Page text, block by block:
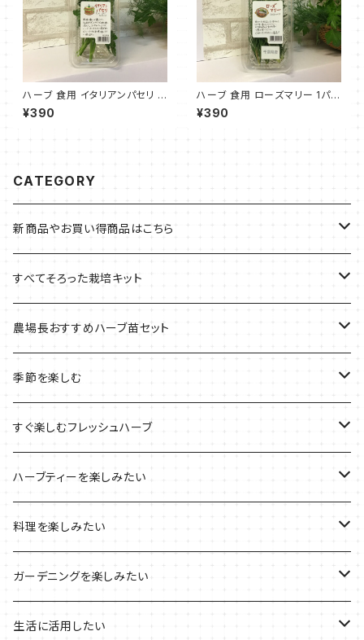
ハーブ 食用 イタリアンパセリ 1
パック
¥390
ハーブ 食用 ローズマリー 1パッ
ク
¥390
CATEGORY
新商品やお買い得商品はこちら
今イチオシの商品
季節のおすすめ商品
すべてそろった栽培キット
フェルトプランターの栽培キット
ルーツポーチの栽培キット
ブリキプランターの栽培キット
木製プランターの栽培キット
プラ製プランターの栽培キット
その他のプランターの栽培キット
農場長おすすめハーブ苗セット
農場長おすすめセット
おすすめの寄せ植え
季節を楽しむ
2022年のお正月
2022年の母の日
2021年の敬老の日
2021年のハロウィン
2021年のクリスマス
すぐ楽しむフレッシュハーブ
ハーブミックス
ハーブブーケ
フレッシュハーブ
ハーブティーを楽しみたい
ハーブティーの定番ハーブ
リラックスしたい時に
シャキッとしたい時に
料理を楽しみたい
料理の定番ハーブ
イタリア料理に
ガーデニングを楽しみたい
花を楽しみたい
生活に活用したい